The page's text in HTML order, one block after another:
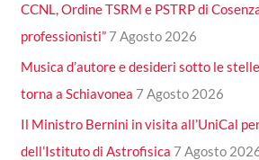
CCNL, Ordine TSRM e PSTRP di
professionisti” 7 Agosto 2026
Musica d’autore e desideri sotto le
torna a Schiavonea 7 Agosto 2026
Il Ministro Bernini in visita all’UniCal
dell’Istituto di Astrofisica 7 Agosto